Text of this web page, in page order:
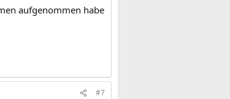
aufgenommen habe
#7